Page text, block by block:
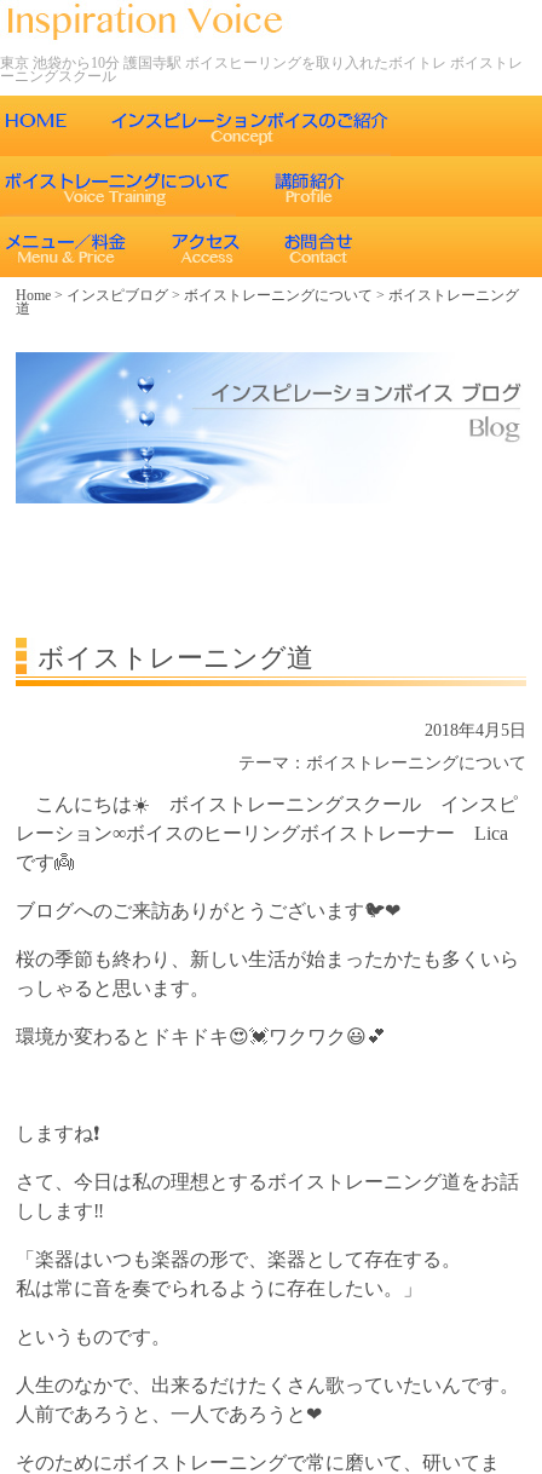
東京 池袋から10分 護国寺駅 ボイスヒーリングを取り入れたボイトレ ボイストレ
ーニングスクール
ごあいさつ
インスピレーションボイスの特徴
エネルギーワークとヒーリング効果
ボイスヒーリング
声について
インスピレーションボイスのボイストレーニング
レッスン内容
コース紹介
歌うことの効果
Home > インスピブログ >ボイストレーニングについて >ボイストレーニング
道
ボイストレーニング道
2018年4月5日
テーマ： ボイストレーニングについて
こんにちは☀️ ボイストレーニングスクール インスピ
レーション∞ボイスのヒーリングボイストレーナー Lica
です👼
ブログへのご来訪ありがとうございます🐦❤
桜の季節も終わり、新しい生活が始まったかたも多くいら
っしゃると思います。
環境か変わるとドキドキ😍💓ワクワク😃💕
しますね❗
さて、今日は私の理想とするボイストレーニング道をお話
しします‼
「楽器はいつも楽器の形で、楽器として存在する。
私は常に音を奏でられるように存在したい。」
というものです。
人生のなかで、出来るだけたくさん歌っていたいんです。
人前であろうと、一人であろうと❤
そのためにボイストレーニングで常に磨いて、研いてま